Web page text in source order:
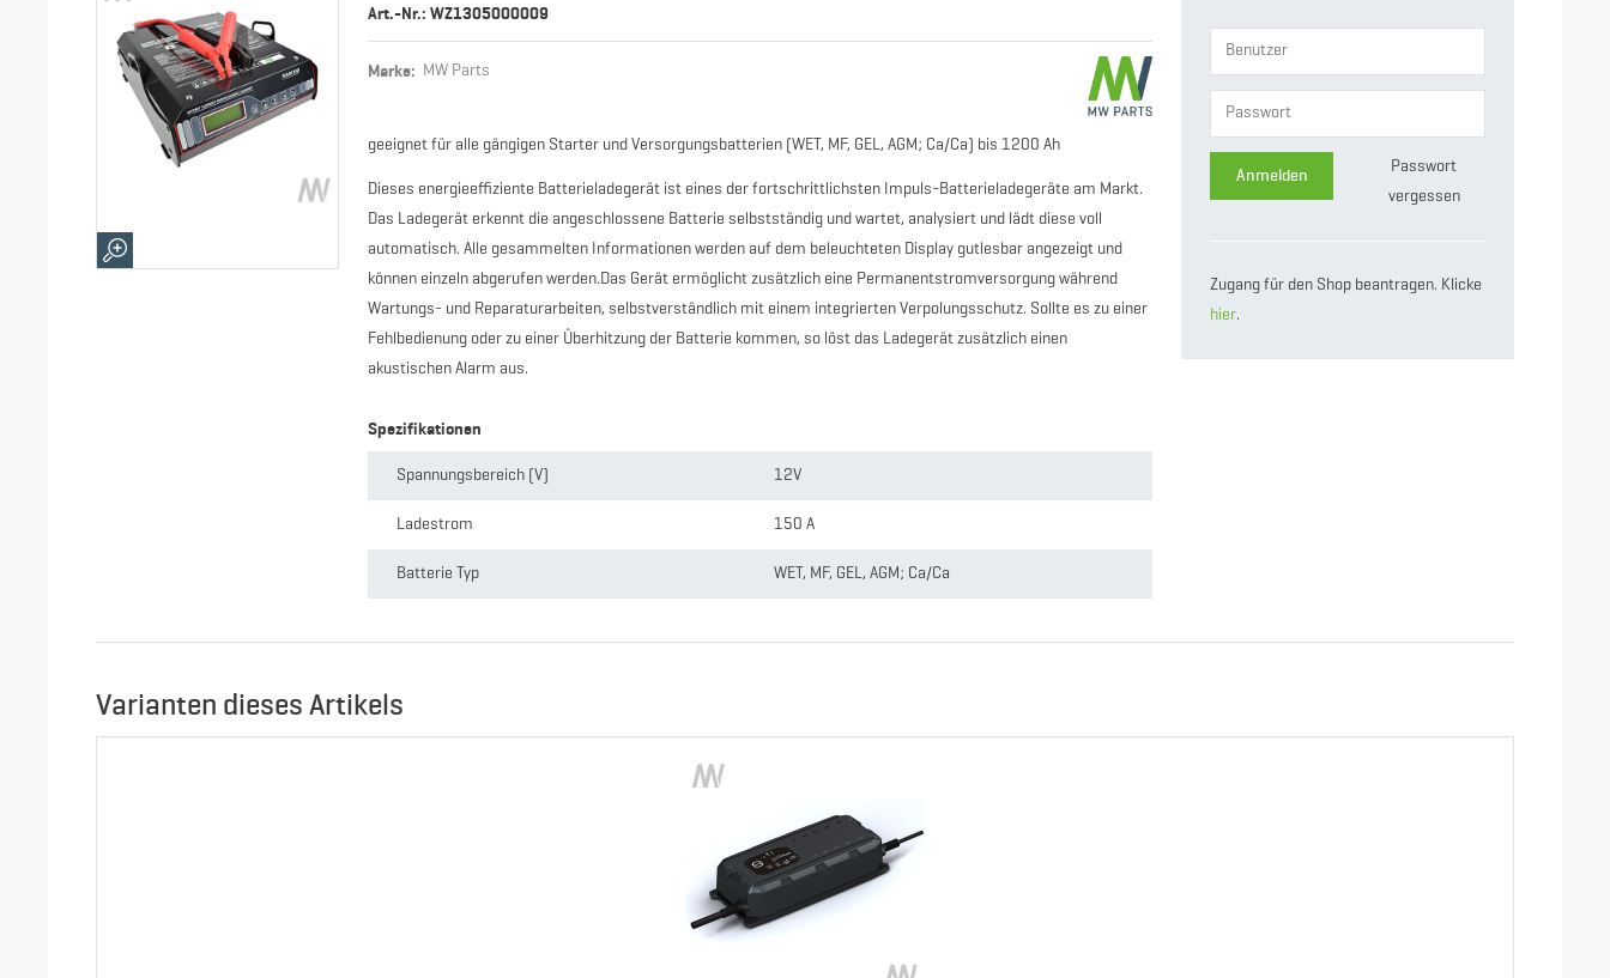
Art.-Nr.: WZ1305000009
Marke: MW Parts
geeignet für alle gängigen Starter und Versorgungsbatterien (WET, MF, GEL, AGM; Ca/Ca) bis 1200 Ah
Dieses energieeffiziente Batterieladegerät ist eines der fortschrittlichsten Impuls-Batterieladegeräte am Markt.
Das Ladegerät erkennt die angeschlossene Batterie selbstständig und wartet, analysiert und lädt diese voll
automatisch. Alle gesammelten Informationen werden auf dem beleuchteten Display gutlesbar angezeigt und
können einzeln abgerufen werden.Das Gerät ermöglicht zusätzlich eine Permanentstromversorgung während
Wartungs- und Reparaturarbeiten, selbstverständlich mit einem integrierten Verpolungsschutz. Sollte es zu einer
Fehlbedienung oder zu einer Überhitzung der Batterie kommen, so löst das Ladegerät zusätzlich einen
akustischen Alarm aus.
Spezifikationen
Spannungsbereich (V) 12V
Ladestrom 150 A
Batterie Typ WET, MF, GEL, AGM; Ca/Ca
Anmelden
Passwort
vergessen
Zugang für den Shop beantragen. Klicke
hier.
Varianten dieses Artikels